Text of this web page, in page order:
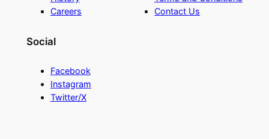
Careers
Contact Us
Social
Facebook
Instagram
Twitter/X